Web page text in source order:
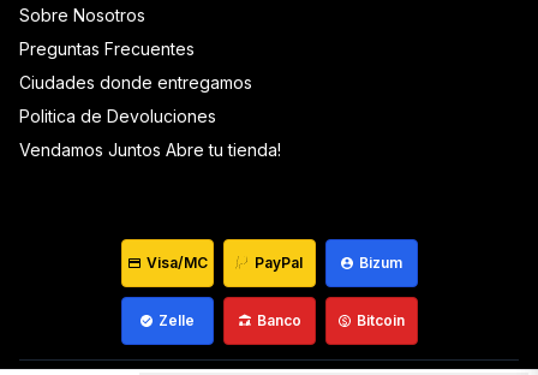
Sobre Nosotros
Preguntas Frecuentes
Ciudades donde entregamos
Politica de Devoluciones
Vendamos Juntos Abre tu tienda!
Visa/MC PayPal Bizum
Zelle Banco Bitcoin